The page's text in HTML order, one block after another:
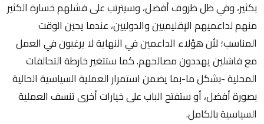
بكثير، وفي ظل ظروف أفضل، وسيترتب على فشلهم خسارة الكثير
منهم لداعميهم الإقليميين والدوليين، عندما يحين الوقت
المناسب؛ لأن هؤلاء الداعمين في النهاية لا يرغبون في العمل
مع فاشلين يهددون مصالحهم. كما ستتغير خارطة التحالفات
المحلية -بشكل ما-بما يضمن استمرار العملية السياسية الحالية
بصورة أفضل، أو ستفتح الباب على خيارات أخرى تنسف العملية
السياسية بالكامل.